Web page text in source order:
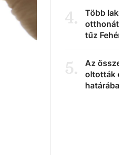
4.
Több
tűz
5.
Az
oltották